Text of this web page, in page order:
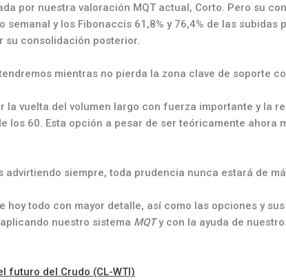
por nuestra valoración MQT actual, Corto. Pero su
semanal y los Fibonaccis 61,8% y 76,4% de las
su consolidación posterior.
mientras no pierda la zona clave de soporte
la vuelta del volumen largo con fuerza importante y la
los 60. Esta opción a pesar de ser teóricamente
advirtiendo siempre, toda prudencia nunca estará de
hoy todo con mayor detalle, así como las opciones y
nuestro sistema MQTy con la ayuda de
futuro del Crudo (CL-WTI)